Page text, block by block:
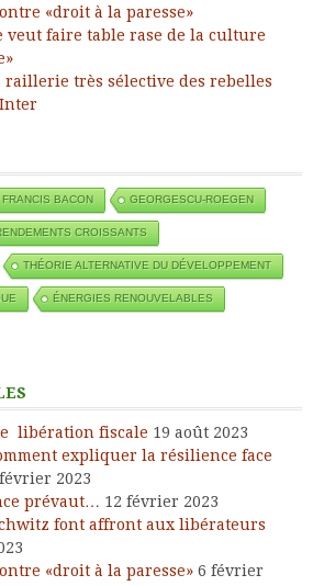
«droit à la paresse»
veut faire table rase de la culture
raillerie très sélective des rebelles
FRANCIS BACON GEORGESCU-ROEGEN
CROISSANTS
THÉORIE ALTERNATIVE DU DÉVELOPPEMENT
ÉNERGIES RENOUVELABLES
libération fiscale 19 août 2023
expliquer la résilience face
2023
prévaut… 12 février 2023
font affront aux libérateurs
«droit à la paresse» 6 février